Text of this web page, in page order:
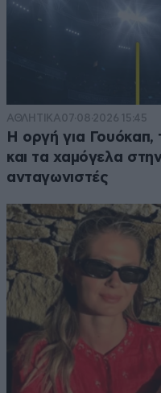
ΑΘΛΗΤΙΚΑ07·08·2026 15:45
Η οργή για Γουόκαπ,
και τα χαμόγελα
ανταγωνιστές